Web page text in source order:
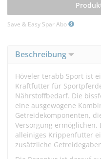
Save & Easy Spar Abo
Beschreibung
Höveler terabb Sport ist
Kraftfutter für
Nährstoffbedarf. Die
eine ausgewogene
Getreidekomponenten,
Versorgung ermöglichen.
alleiniges Krippenfutter
zusätzliche